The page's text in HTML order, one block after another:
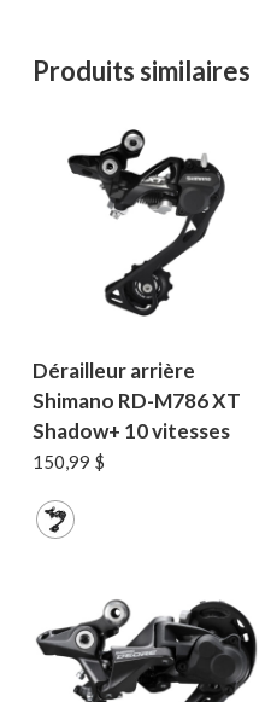
Produits similaires
Dérailleur arrière
Shimano RD-M786 XT
Shadow+ 10 vitesses
150,99 $